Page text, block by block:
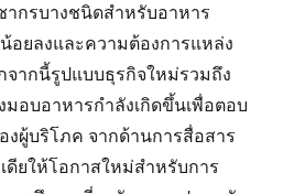
ากรบางชนิดสำหรับอาหาร
อยลงและความต้องการแหล่ง
จากนี้รูปแบบธุรกิจใหม่รวมถึง
อบอาหารกำลังเกิดขึ้นเพื่อตอบ
งผู้บริโภค จากด้านการสื่อสาร
ดียให้โอกาสใหม่สำหรับการ